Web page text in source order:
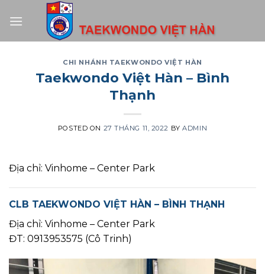
CHI NHÁNH TAEKWONDO VIỆT HÀN
Taekwondo Việt Hàn – Bình
Thạnh
POSTED ON 27 THÁNG 11, 2022 BYADMIN
Địa chỉ: Vinhome – Center Park
CLB TAEKWONDO VIỆT HÀN – BÌNH THẠNH
Địa chỉ: Vinhome – Center Park
ĐT: 0913953575 (Cô Trinh)